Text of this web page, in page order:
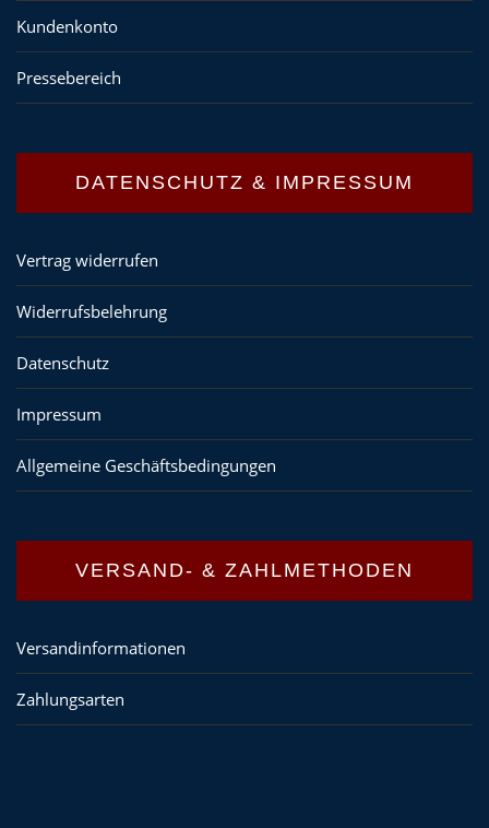
Kundenkonto
Pressebereich
DATENSCHUTZ & IMPRESSUM
Vertrag widerrufen
Widerrufsbelehrung
Datenschutz
Impressum
Allgemeine Geschäftsbedingungen
VERSAND- & ZAHLMETHODEN
Versandinformationen
Zahlungsarten